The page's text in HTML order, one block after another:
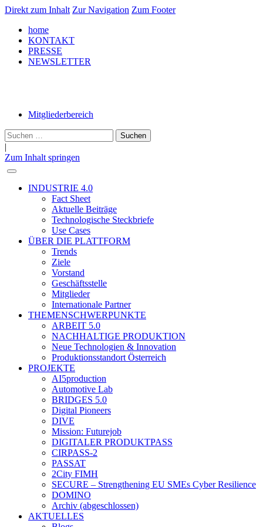
Direkt zum Inhalt Zur Navigation Zum Footer
home
KONTAKT
PRESSE
NEWSLETTER
Mitgliederbereich
Suche
nach:
|
Zum Inhalt springen
INDUSTRIE 4.0
Fact Sheet
Aktuelle Beiträge
Technologische Steckbriefe
Use Cases
ÜBER DIE PLATTFORM
Trends
Ziele
Vorstand
Geschäftsstelle
Mitglieder
Internationale Partner
THEMENSCHWERPUNKTE
ARBEIT 5.0
NACHHALTIGE PRODUKTION
Neue Technologien & Innovation
Produktionsstandort Österreich
PROJEKTE
AI5production
Automotive Lab
BRIDGES 5.0
Digital Pioneers
DIVE
Mission: Futurejob
DIGITALER PRODUKTPASS
CIRPASS-2
PASSAT
2City FIMH
SECURE – Strengthening EU SMEs Cyber Resilience
DOMINO
Archiv (abgeschlossen)
AKTUELLES